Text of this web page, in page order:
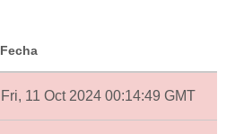
Fecha
Fri, 11 Oct 2024 00:14:49 GMT